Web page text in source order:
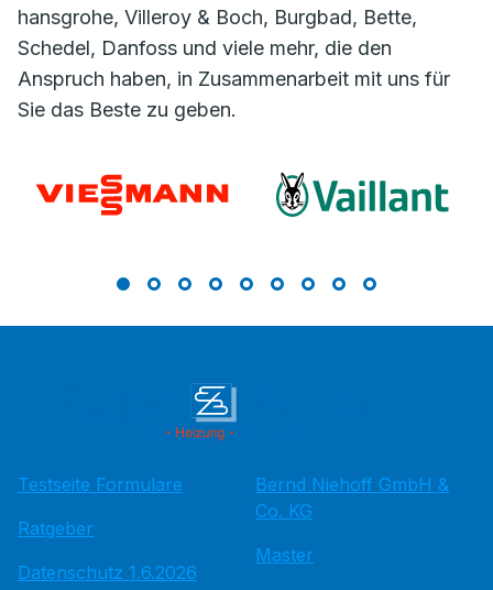
hansgrohe, Villeroy & Boch, Burgbad, Bette,
Schedel, Danfoss und viele mehr, die den
Anspruch haben, in Zusammenarbeit mit uns für
Sie das Beste zu geben.
Testseite Formulare
Ratgeber
Datenschutz 1.6.2026
Bernd Niehoff GmbH &
Co. KG
Master